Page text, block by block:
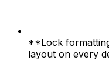
**Lock
layout on every